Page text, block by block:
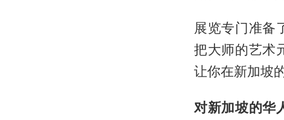
展览专门准备
把大师的艺术
让你在新加坡
对新加坡的华